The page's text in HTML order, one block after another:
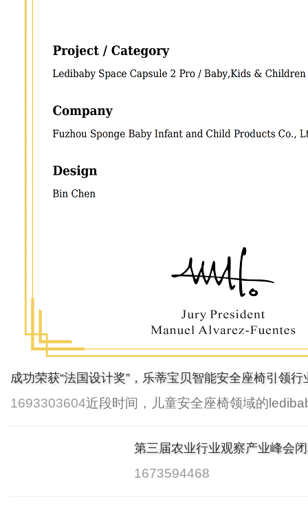
成功荣获“法国设计奖”，乐蒂宝贝智能安全座椅引领行
1693303604近段时间，儿童安全座椅领域的
第三届农业行业观察产业峰会
1673594468